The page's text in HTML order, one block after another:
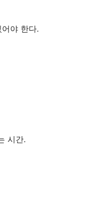
야 한다.
시간.